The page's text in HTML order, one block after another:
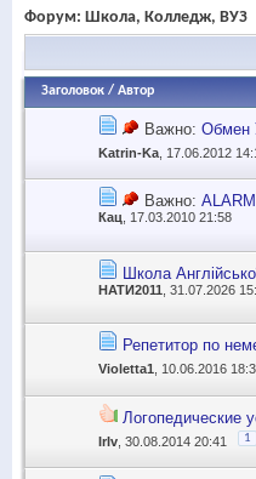
Форум: Школа, Колледж, ВУЗ
Заголовок / Автор
Важно: Обмен
Katrin-Ka , 17.06.2012
Важно:
Кац, 17.03.2010 21:58
Школа
НАТИ2011 , 31.07.2026
Репетитор по
Violetta1 , 10.06.2016
Логопедические
IrIv , 30.08.2014 20:41 1